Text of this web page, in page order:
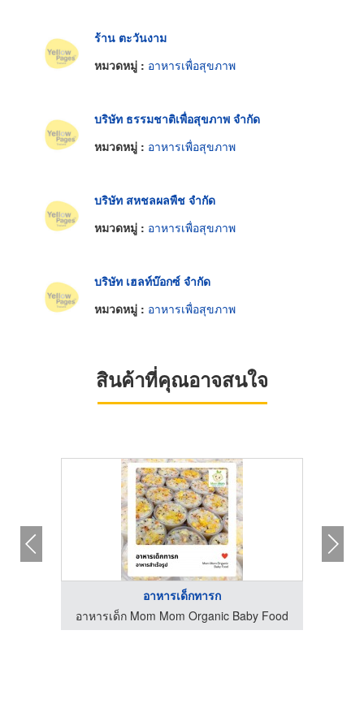
ร้าน ตะวันงาม
หมวดหมู่ : อาหารเพื่อสุขภาพ
บริษัท ธรรมชาติเพื่อสุขภาพ จำกัด
หมวดหมู่ : อาหารเพื่อสุขภาพ
บริษัท สหชลผลพืช จำกัด
หมวดหมู่ : อาหารเพื่อสุขภาพ
บริษัท เฮลท์บ๊อกซ์ จำกัด
หมวดหมู่ : อาหารเพื่อสุขภาพ
สินค้าที่คุณอาจสนใจ
อาหารเด็กทารก
อาหารเด็ก Mom Mom Organic Baby Food